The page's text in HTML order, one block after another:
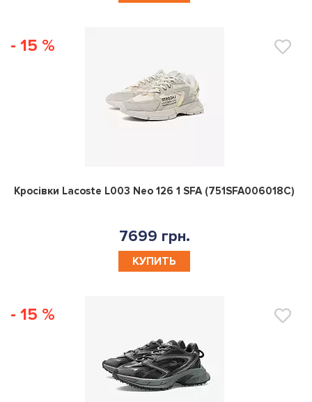
- 15 %
0
Кросівки Lacoste L003 Neo 126 1 SFA (751SFA006018C)
7699 грн.
КУПИТЬ
- 15 %